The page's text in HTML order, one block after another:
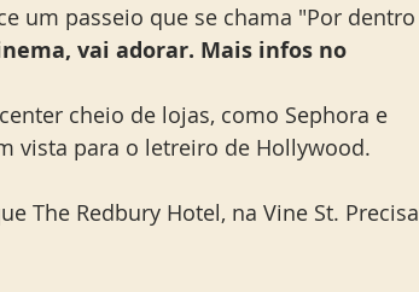
um passeio que se chama "Por dentro
vai adorar. Mais infos no
cheio de lojas, como Sephora e
vista para o letreiro de Hollywood.
The Redbury Hotel, na Vine St. Precisa